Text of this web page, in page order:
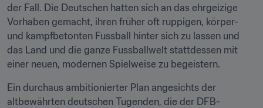
der Fall. Die Deutschen hatten sich an das ehrgeizige
Vorhaben gemacht, ihren früher oft ruppigen, körper-
und kampfbetonten Fussball hinter sich zu lassen und
das Land und die ganze Fussballwelt stattdessen mit
einer neuen, modernen Spielweise zu begeistern.
Ein durchaus ambitionierter Plan angesichts der
altbewährten deutschen Tugenden, die der DFB-